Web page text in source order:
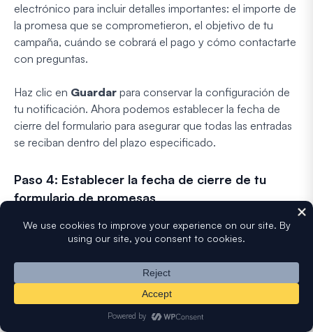
electrónico para incluir detalles importantes: el importe de
la promesa que se comprometieron, el objetivo de tu
campaña, cuándo se cobrará el pago y cómo contactarte
con preguntas.
Haz clic en Guardar para conservar la configuración de
tu notificación. Ahora podemos establecer la fecha de
cierre del formulario para asegurar que todas las entradas
se reciban dentro del plazo especificado.
Paso 4: Establecer la fecha de cierre de tu
formulario de promesas
Las campañas de promesas son más efectivas cuando
tienen plazos claros. El cierre automático del formulario
crea urgencia, evita promesas tardías después de que
haya pasado tu evento y asegura que puedas planificar
basándote en cifras confirmadas.